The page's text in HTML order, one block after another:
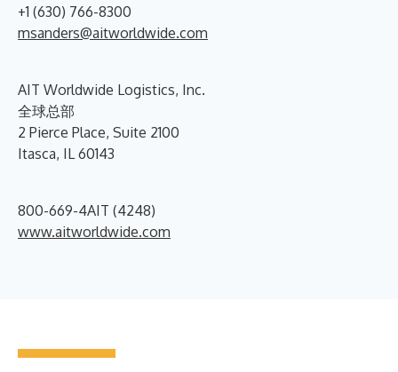
+1 (630) 766-8300
msanders@aitworldwide.com
AIT Worldwide Logistics, Inc.
全球总部
2 Pierce Place, Suite 2100
Itasca, IL 60143
800-669-4AIT (4248)
www.aitworldwide.com